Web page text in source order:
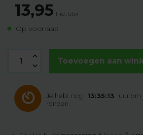
13,95 Incl. btw
Op voorraad
Toevoegen aan
Je hebt nog 13:35:12
uur om
ronden.